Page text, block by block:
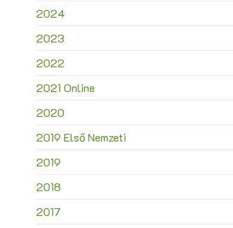
2024
2023
2022
2021 Online
2020
2019 Első Nemzeti
2019
2018
2017